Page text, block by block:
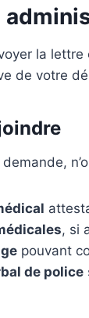
la lettre
de votre
, si
pouvant
de police